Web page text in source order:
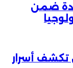
ضمن
حسن تكشف أسرار